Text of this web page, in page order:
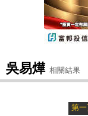
吳易燁 相關結果
第一